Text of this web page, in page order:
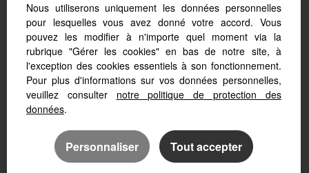
Logiciel immo
Site internet immobilier
Référencement immobilier
Nous utiliserons uniquement les données personnelles
pour lesquelles vous avez donné votre accord. Vous
pouvez les modifier à n'importe quel moment via la
rubrique "Gérer les cookies" en bas de notre site, à
l'exception des cookies essentiels à son fonctionnement.
Pour plus d'informations sur vos données personnelles,
veuillez consulter notre politique de protection des
données.
Personnaliser Tout accepter